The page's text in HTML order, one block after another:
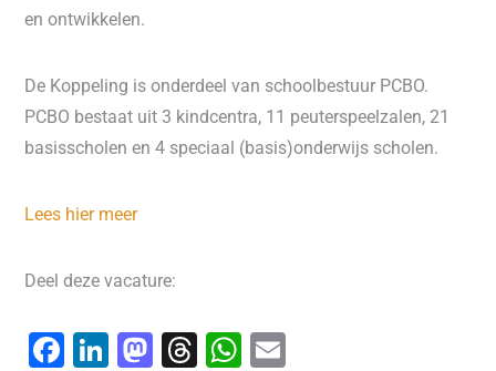
en ontwikkelen.
De Koppeling is onderdeel van schoolbestuur PCBO.
PCBO bestaat uit 3 kindcentra, 11 peuterspeelzalen, 21
basisscholen en 4 speciaal (basis)onderwijs scholen.
Lees hier meer
Deel deze vacature:
F
Li M T
W